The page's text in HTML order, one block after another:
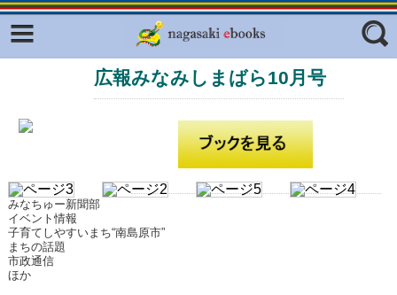
フリーワード
ジャンル
広報みなみしまばら10月号
みなちゅー新聞部
イベント情報
子育てしやすいまち“南島原市”
まちの話題
市政通信
ほか
Facebook
ふくいろキラリプロジェクト
ラリー（TOKYO Brochures）
はじめてご利用される方へ
コンテンツ
広報誌ナビ